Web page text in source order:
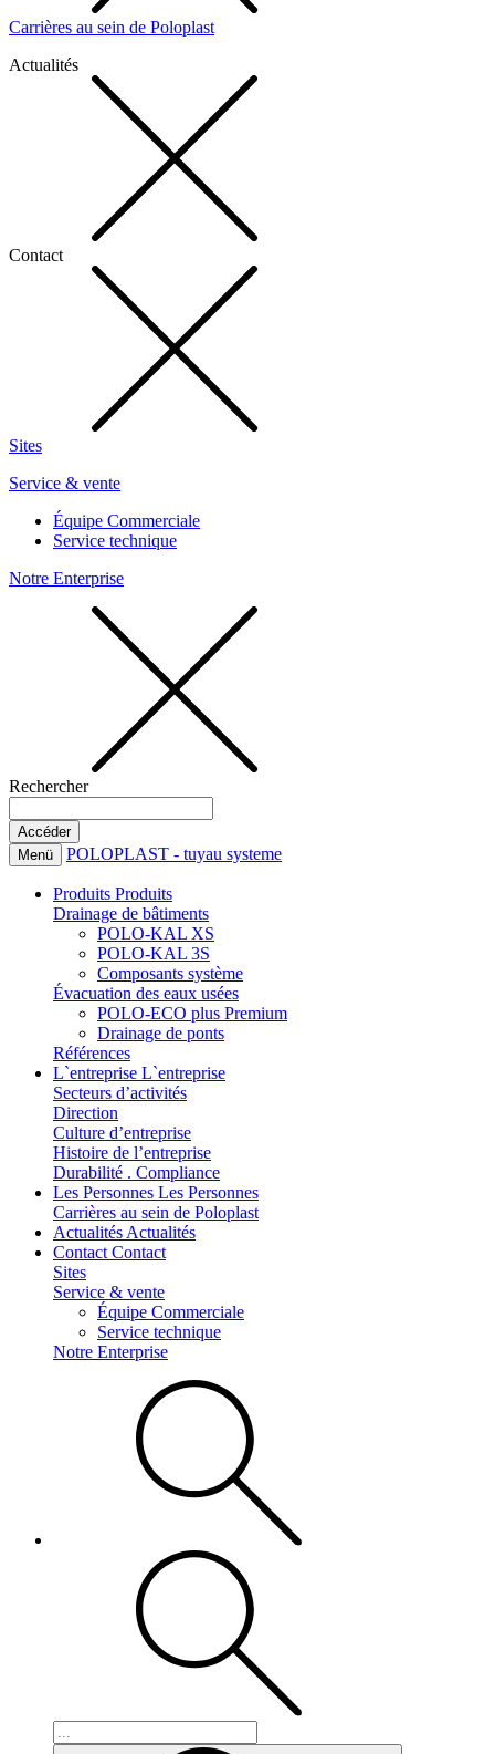
Carrières au sein de Poloplast
Actualités
Contact
Sites
Service & vente
Équipe Commerciale
Service technique
Notre Enterprise
Rechercher
Menü POLOPLAST - tuyau systeme
Produits Produits
Drainage de bâtiments
POLO-KAL XS
POLO-KAL 3S
Composants système
Évacuation des eaux usées
POLO-ECO plus Premium
Drainage de ponts
Références
L`entreprise L`entreprise
Secteurs d’activités
Direction
Culture d’entreprise
Histoire de l’entreprise
Durabilité . Compliance
Les Personnes Les Personnes
Carrières au sein de Poloplast
Actualités Actualités
Contact Contact
Sites
Service & vente
Équipe Commerciale
Service technique
Notre Enterprise